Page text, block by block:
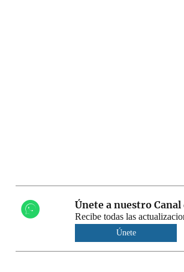
Únete a nuestro Canal
Recibe todas las
Únete